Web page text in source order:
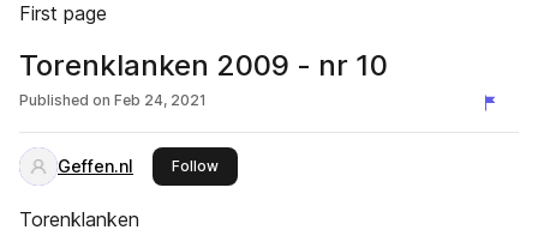
First page
Torenklanken 2009 - nr 10
Published on Feb 24, 2021
Geffen.nl Followthis publisher
Torenklanken